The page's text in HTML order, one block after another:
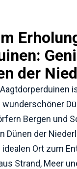
der
Bergen und
Dünen der
Ort zum
Strand, Meer